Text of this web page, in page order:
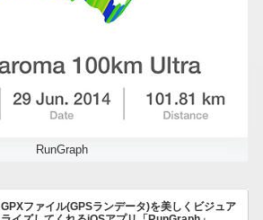
RunGraph
GPXファイル(GPSランデータ)を美しくビジュア